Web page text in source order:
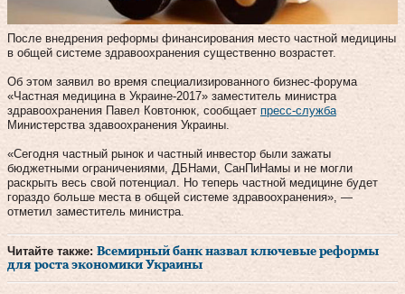
После внедрения реформы финансирования место частной медицины
в общей системе здравоохранения существенно возрастет.
Об этом заявил во время специализированного бизнес-форума
«Частная медицина в Украине-2017» заместитель министра
здравоохранения Павел Ковтонюк, сообщает пресс-служба
Министерства здавоохранения Украины.
«Сегодня частный рынок и частный инвестор были зажаты
бюджетными ограничениями, ДБНами, СанПиНамы и не могли
раскрыть весь свой потенциал. Но теперь частной медицине будет
гораздо больше места в общей системе здравоохранения», —
отметил заместитель министра.
Читайте также: Всемирный банк назвал ключевые реформы
для роста экономики Украины